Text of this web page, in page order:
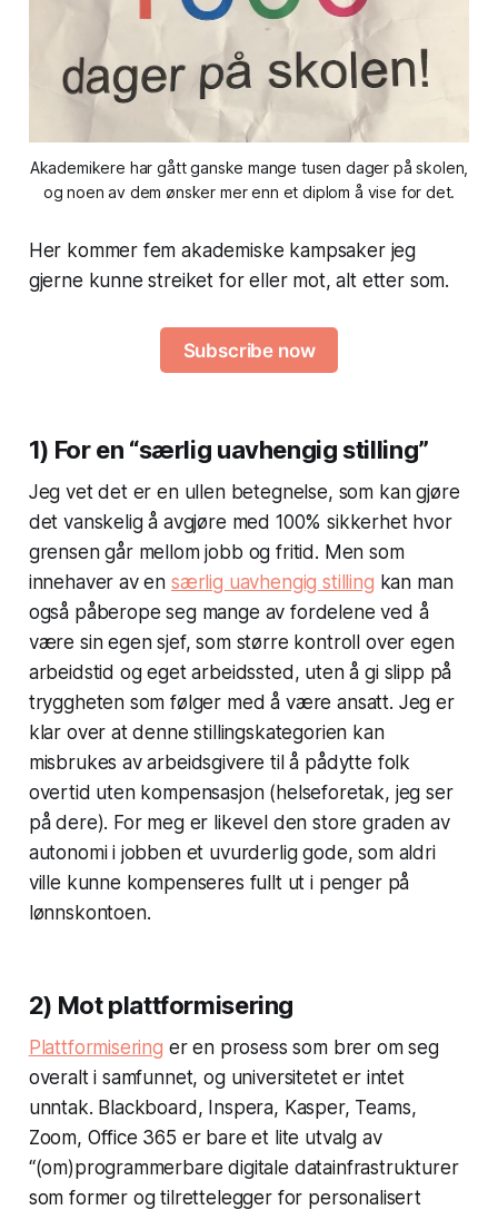
Akademikere har gått ganske mange tusen dager på skolen,
og noen av dem ønsker mer enn et diplom å vise for det.
Her kommer fem akademiske kampsaker jeg
gjerne kunne streiket for eller mot, alt etter som.
Subscribe now
1) For en “særlig uavhengig stilling”
Jeg vet det er en ullen betegnelse, som kan gjøre
det vanskelig å avgjøre med 100% sikkerhet hvor
grensen går mellom jobb og fritid. Men som
innehaver av en særlig uavhengig stilling kan man
også påberope seg mange av fordelene ved å
være sin egen sjef, som større kontroll over egen
arbeidstid og eget arbeidssted, uten å gi slipp på
tryggheten som følger med å være ansatt. Jeg er
klar over at denne stillingskategorien kan
misbrukes av arbeidsgivere til å pådytte folk
overtid uten kompensasjon (helseforetak, jeg ser
på dere). For meg er likevel den store graden av
autonomi i jobben et uvurderlig gode, som aldri
ville kunne kompenseres fullt ut i penger på
lønnskontoen.
2) Mot plattformisering
Plattformisering er en prosess som brer om seg
overalt i samfunnet, og universitetet er intet
unntak. Blackboard, Inspera, Kasper, Teams,
Zoom, Office 365 er bare et lite utvalg av
“(om)programmerbare digitale datainfrastrukturer
som former og tilrettelegger for personalisert